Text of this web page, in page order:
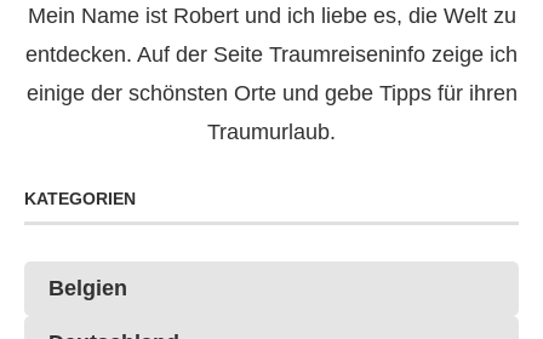
Mein Name ist Robert und ich liebe es, die Welt zu
entdecken. Auf der Seite Traumreiseninfo zeige ich
einige der schönsten Orte und gebe Tipps für ihren
Traumurlaub.
KATEGORIEN
Belgien